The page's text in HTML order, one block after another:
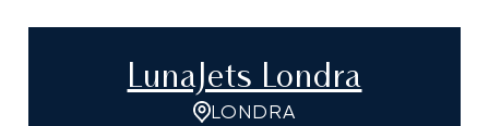
LunaJets Londra
LONDRA